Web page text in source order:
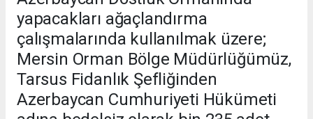
yapacakları ağaçlandırma
çalışmalarında kullanılmak üzere;
Mersin Orman Bölge Müdürlüğümüz,
Tarsus Fidanlık Şefliğinden
Azerbaycan Cumhuriyeti Hükümeti